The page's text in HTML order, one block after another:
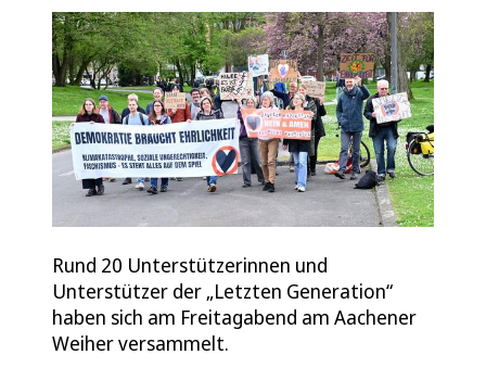
Rund 20 Unterstützerinnen und
Unterstützer der „Letzten Generation“
haben sich am Freitagabend am Aachener
Weiher versammelt.